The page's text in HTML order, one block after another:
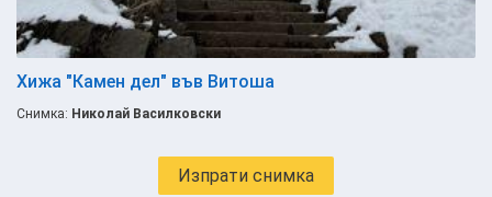
Хижа "Камен дел" във Витоша
Снимка: Николай Василковски
Изпрати снимка